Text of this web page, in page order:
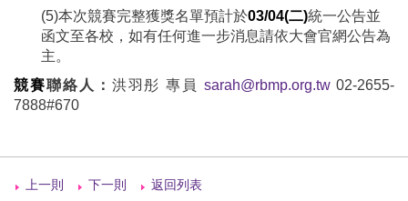
(5)本次競賽完整獲獎名單預計於03/04(二)統一公告並
函文至各校，如有任何進一步消息請依大會官網公告為
主。
競賽聯絡人： 洪羽彤 專員sarah@rbmp.org.tw 02-2655-
7888#670
上一則 下一則 返回列表